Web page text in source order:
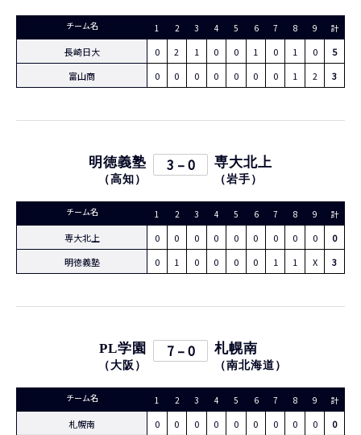
チーム名 1 2 3 4 5 6 7 8 9 計
長崎日大 0 2 1 0 0 1 0 1 0
5
富山商
0 0 0 0 0 0 0 1 2 3
明徳義塾
（高知 ）
3 – 0 専大北上
（岩手 ）
チーム名 1 2 3 4 5 6 7 8 9 計
専大北上 0 0 0 0 0 0 0 0 0
0
明徳義塾
0 1 0 0 0 0 1 1 X 3
PL学園
（大阪 ）
7 – 0 札幌南
（南北海道 ）
チーム名 1 2 3 4 5 6 7 8 9 計
札幌南 0 0 0 0 0 0 0 0 0
0